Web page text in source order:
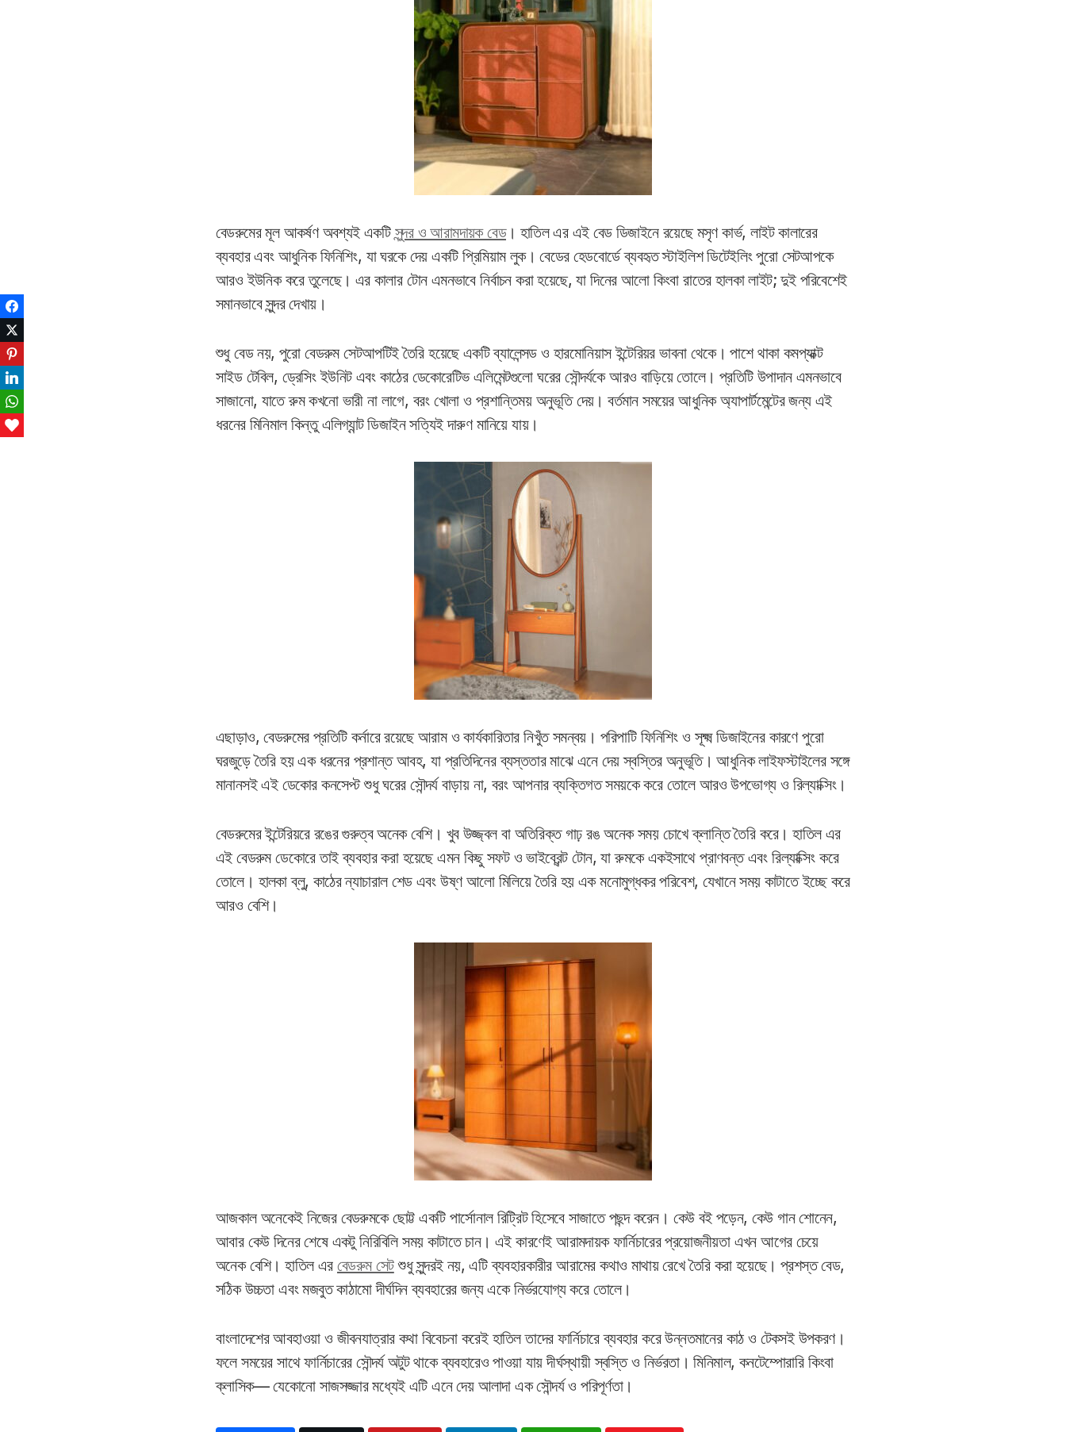
বেডরুমের মূল আকর্ষণ অবশ্যই একটিসুন্দর ও আরামদায়ক বেড। হাতিল এর এই বেড ডিজাইনে রয়েছে মসৃণ কার্ভ, লাইট কালারের
ব্যবহার এবং আধুনিক ফিনিশিং, যা ঘরকে দেয় একটি প্রিমিয়াম লুক। বেডের হেডবোর্ডে ব্যবহৃত স্টাইলিশ ডিটেইলিং পুরো সেটআপকে
আরও ইউনিক করে তুলেছে। এর কালার টোন এমনভাবে নির্বাচন করা হয়েছে, যা দিনের আলো কিংবা রাতের হালকা লাইট; দুই পরিবেশেই
সমানভাবে সুন্দর দেখায়।
শুধু বেড নয়, পুরো বেডরুম সেটআপটিই তৈরি হয়েছে একটি ব্যালেন্সড ও হারমোনিয়াস ইন্টেরিয়র ভাবনা থেকে। পাশে থাকা কমপ্যাক্ট
সাইড টেবিল, ড্রেসিং ইউনিট এবং কাঠের ডেকোরেটিভ এলিমেন্টগুলো ঘরের সৌন্দর্যকে আরও বাড়িয়ে তোলে। প্রতিটি উপাদান এমনভাবে
সাজানো, যাতে রুম কখনো ভারী না লাগে, বরং খোলা ও প্রশান্তিময় অনুভূতি দেয়। বর্তমান সময়ের আধুনিক অ্যাপার্টমেন্টের জন্য এই
ধরনের মিনিমাল কিন্তু এলিগ্যান্ট ডিজাইন সত্যিই দারুণ মানিয়ে যায়।
এছাড়াও, বেডরুমের প্রতিটি কর্নারে রয়েছে আরাম ও কার্যকারিতার নিখুঁত সমন্বয়। পরিপাটি ফিনিশিং ও সূক্ষ্ম ডিজাইনের কারণে পুরো
ঘরজুড়ে তৈরি হয় এক ধরনের প্রশান্ত আবহ, যা প্রতিদিনের ব্যস্ততার মাঝে এনে দেয় স্বস্তির অনুভূতি। আধুনিক লাইফস্টাইলের সঙ্গে
মানানসই এই ডেকোর কনসেপ্ট শুধু ঘরের সৌন্দর্য বাড়ায় না, বরং আপনার ব্যক্তিগত সময়কে করে তোলে আরও উপভোগ্য ও রিল্যাক্সিং।
বেডরুমের ইন্টেরিয়রে রঙের গুরুত্ব অনেক বেশি। খুব উজ্জ্বল বা অতিরিক্ত গাঢ় রঙ অনেক সময় চোখে ক্লান্তি তৈরি করে। হাতিল এর
এই বেডরুম ডেকোরে তাই ব্যবহার করা হয়েছে এমন কিছু সফট ও ভাইব্রেন্ট টোন, যা রুমকে একইসাথে প্রাণবন্ত এবং রিল্যাক্সিং করে
তোলে। হালকা ব্লু, কাঠের ন্যাচারাল শেড এবং উষ্ণ আলো মিলিয়ে তৈরি হয় এক মনোমুগ্ধকর পরিবেশ, যেখানে সময় কাটাতে ইচ্ছে করে
আরও বেশি।
আজকাল অনেকেই নিজের বেডরুমকে ছোট্ট একটি পার্সোনাল রিট্রিট হিসেবে সাজাতে পছন্দ করেন। কেউ বই পড়েন, কেউ গান শোনেন,
আবার কেউ দিনের শেষে একটু নিরিবিলি সময় কাটাতে চান। এই কারণেই আরামদায়ক ফার্নিচারের প্রয়োজনীয়তা এখন আগের চেয়ে
অনেক বেশি। হাতিল এর বেডরুম সেটশুধু সুন্দরই নয়, এটি ব্যবহারকারীর আরামের কথাও মাথায় রেখে তৈরি করা হয়েছে। প্রশস্ত বেড,
সঠিক উচ্চতা এবং মজবুত কাঠামো দীর্ঘদিন ব্যবহারের জন্য একে নির্ভরযোগ্য করে তোলে।
বাংলাদেশের আবহাওয়া ও জীবনযাত্রার কথা বিবেচনা করেই হাতিল তাদের ফার্নিচারে ব্যবহার করে উন্নতমানের কাঠ ও টেকসই উপকরণ।
ফলে সময়ের সাথে ফার্নিচারের সৌন্দর্য অটুট থাকে ব্যবহারেও পাওয়া যায় দীর্ঘস্থায়ী স্বস্তি ও নির্ভরতা। মিনিমাল, কনটেম্পোরারি কিংবা
ক্লাসিক— যেকোনো সাজসজ্জার মধ্যেই এটি এনে দেয় আলাদা এক সৌন্দর্য ও পরিপূর্ণতা।